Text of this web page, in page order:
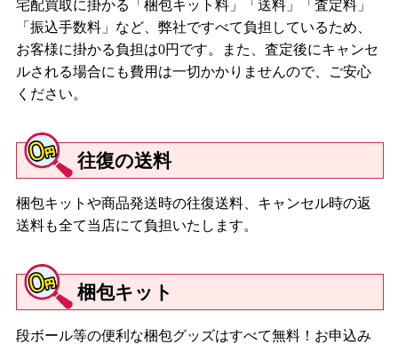
宅配買取に掛かる「梱包キット料」「送料」「査定料」
「振込手数料」など、弊社ですべて負担しているため、
お客様に掛かる負担は0円です。また、査定後にキャンセ
ルされる場合にも費用は一切かかりませんので、ご安心
ください。
往復の送料
梱包キットや商品発送時の往復送料、キャンセル時の返
送料も全て当店にて負担いたします。
梱包キット
段ボール等の便利な梱包グッズはすべて無料！お申込み